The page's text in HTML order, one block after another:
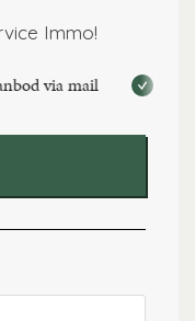
Immo!
mail Maak